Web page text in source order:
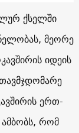
ქსელში
მეორე
იდეის
ერთ-
რომ